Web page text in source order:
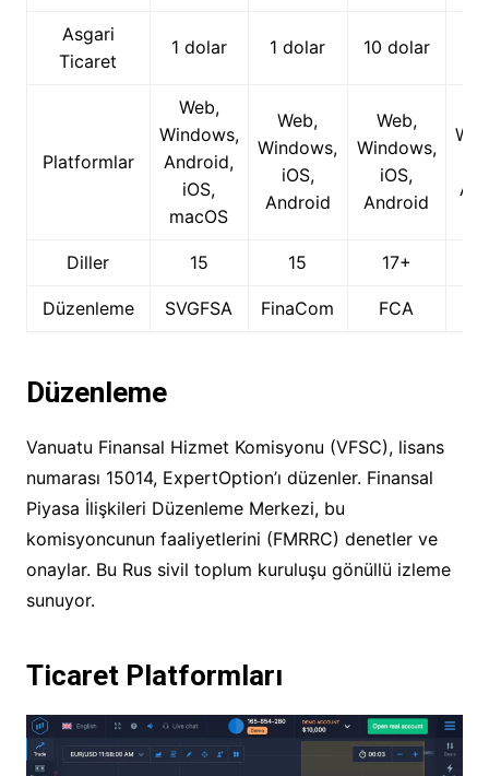
Asgari
Ticaret
1 dolar 1 dolar 10 dolar
Platformlar
Web,
Windows,
Android,
iOS,
macOS
Web,
Windows,
iOS,
Android
Web,
Windows,
iOS,
Android
Diller 15 15 17+
Düzenleme SVGFSA FinaCom FCA
Düzenleme
Vanuatu Finansal Hizmet Komisyonu (VFSC), lisans
numarası 15014, ExpertOption’ı düzenler. Finansal
Piyasa İlişkileri Düzenleme Merkezi, bu
komisyoncunun faaliyetlerini (FMRRC) denetler ve
onaylar. Bu Rus sivil toplum kuruluşu gönüllü izleme
sunuyor.
Ticaret Platformları